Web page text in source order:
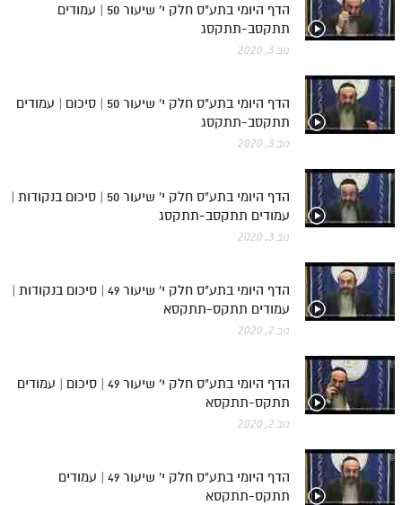
ספרים להורדה
תלמוד עשר הספירות בעיון
תלמוד עשר הספירות חלק א
תע"ס חלק ג' עיון
תלמוד עשר הספירות חלק ד
תלמוד עשר הספירות חלק ו
תלמוד עשר הספירות חלק ז
תלמוד עשר הספירות חלק ח
תלמוד עשר הספירות חלק ט
תלמוד עשר הספירות חלק י
תלמוד עשר הספירות חלק יא
תלמוד עשר הספירות חלק יב
הדף היומי בתע"ס חלק י' שיעור 50 | עמודים
תתקסב-תתקסג
נוב 3, 2020
הדף היומי בתע"ס חלק י' שיעור 50 | סיכום | עמודים
תתקסב-תתקסג
נוב 3, 2020
הדף היומי בתע"ס חלק י' שיעור 50 | סיכום בנקודות |
עמודים תתקסב-תתקסג
נוב 3, 2020
הדף היומי בתע"ס חלק י' שיעור 49 | סיכום בנקודות |
עמודים תתקס-תתקסא
נוב 2, 2020
הדף היומי בתע"ס חלק י' שיעור 49 | סיכום | עמודים
תתקס-תתקסא
נוב 2, 2020
הדף היומי בתע"ס חלק י' שיעור 49 | עמודים
תתקס-תתקסא